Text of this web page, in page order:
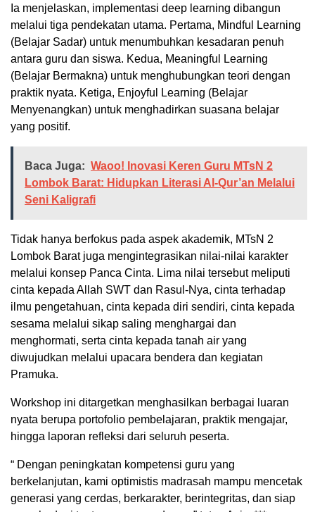
Ia menjelaskan, implementasi deep learning dibangun
melalui tiga pendekatan utama. Pertama, Mindful Learning
(Belajar Sadar) untuk menumbuhkan kesadaran penuh
antara guru dan siswa. Kedua, Meaningful Learning
(Belajar Bermakna) untuk menghubungkan teori dengan
praktik nyata. Ketiga, Enjoyful Learning (Belajar
Menyenangkan) untuk menghadirkan suasana belajar
yang positif.
Baca Juga: Waoo! Inovasi Keren Guru MTsN 2
Lombok Barat: Hidupkan Literasi Al-Qur’an Melalui
Seni Kaligrafi
Tidak hanya berfokus pada aspek akademik, MTsN 2
Lombok Barat juga mengintegrasikan nilai-nilai karakter
melalui konsep Panca Cinta. Lima nilai tersebut meliputi
cinta kepada Allah SWT dan Rasul-Nya, cinta terhadap
ilmu pengetahuan, cinta kepada diri sendiri, cinta kepada
sesama melalui sikap saling menghargai dan
menghormati, serta cinta kepada tanah air yang
diwujudkan melalui upacara bendera dan kegiatan
Pramuka.
Workshop ini ditargetkan menghasilkan berbagai luaran
nyata berupa portofolio pembelajaran, praktik mengajar,
hingga laporan refleksi dari seluruh peserta.
“ Dengan peningkatan kompetensi guru yang
berkelanjutan, kami optimistis madrasah mampu mencetak
generasi yang cerdas, berkarakter, berintegritas, dan siap